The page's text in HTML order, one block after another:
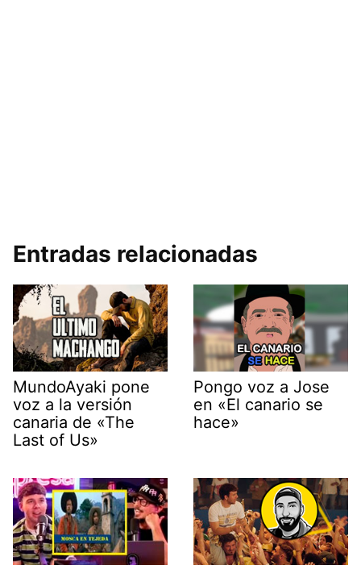
Entradas relacionadas
MundoAyaki pone
voz a la versión
canaria de «The
Last of Us»
Pongo voz a Jose
en «El canario se
hace»